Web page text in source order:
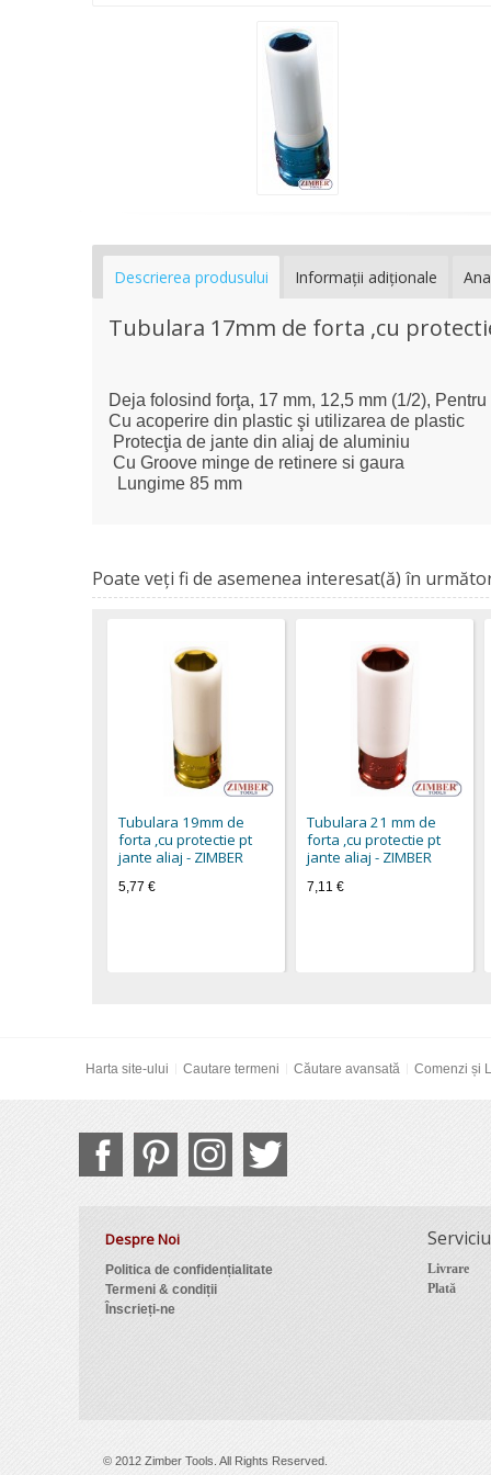
Descrierea produsului Informaţii adiţionale
Tubulara 17mm de forta ,cu
Deja folosind forţa, 17 mm, 12,5 mm (1/2),
Cu acoperire din plastic şi utilizarea de plastic
Protecţia de jante din aliaj de aluminiu
Cu Groove minge de retinere si gaura
Lungime 85 mm
Poate veţi fi de asemenea interesat(ă) în
Tubulara 19mm de
forta ,cu protectie pt
jante aliaj - ZIMBER
5,77 €
Tubulara 21 mm de
forta ,cu protectie pt
jante aliaj - ZIMBER
7,11 €
Harta site-ului Cautare termeni Căutare avansată Comenzi și
Despre Noi
Politica de confidențialitate
Termeni & condiții
Înscrieți-ne
Livrare
Plată
© 2012 Zimber Tools. All Rights Reserved.